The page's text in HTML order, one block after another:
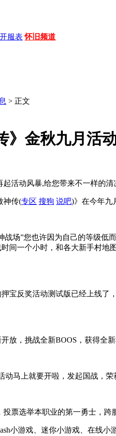
开服表 怀旧频道
> 正文
》金秋九月活
活动风暴,给您带来不一样的清
神传(专区 搜狗 说吧)》在今年九
战场”您也许因为自己的等级
间一个小时，和各大新手村地
宝反奖活动测试版已经上线
放，挑战全新BOOS，获得全
动马上就要开啦，发起国战，
票选举本职业的第一勇士，
小游戏、迷你小游戏、在线